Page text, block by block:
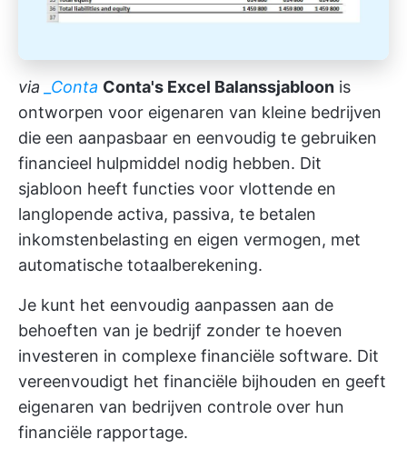
via Conta Conta's Excel Balanssjabloon is
ontworpen voor eigenaren van kleine bedrijven
die een aanpasbaar en eenvoudig te gebruiken
financieel hulpmiddel nodig hebben. Dit
sjabloon heeft functies voor vlottende en
langlopende activa, passiva, te betalen
inkomstenbelasting en eigen vermogen, met
automatische totaalberekening.
Je kunt het eenvoudig aanpassen aan de
behoeften van je bedrijf zonder te hoeven
investeren in complexe financiële software. Dit
vereenvoudigt het financiële bijhouden en geeft
eigenaren van bedrijven controle over hun
financiële rapportage.